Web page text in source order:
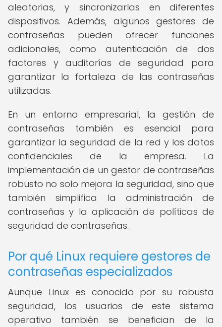
aleatorias, y sincronizarlas en diferentes
dispositivos. Además, algunos gestores de
contraseñas pueden ofrecer funciones
adicionales, como autenticación de dos
factores y auditorías de seguridad para
garantizar la fortaleza de las contraseñas
utilizadas.
En un entorno empresarial, la gestión de
contraseñas también es esencial para
garantizar la seguridad de la red y los datos
confidenciales de la empresa. La
implementación de un gestor de contraseñas
robusto no solo mejora la seguridad, sino que
también simplifica la administración de
contraseñas y la aplicación de políticas de
seguridad de contraseñas.
Por qué Linux requiere gestores de
contraseñas especializados
Aunque Linux es conocido por su robusta
seguridad, los usuarios de este sistema
operativo también se benefician de la